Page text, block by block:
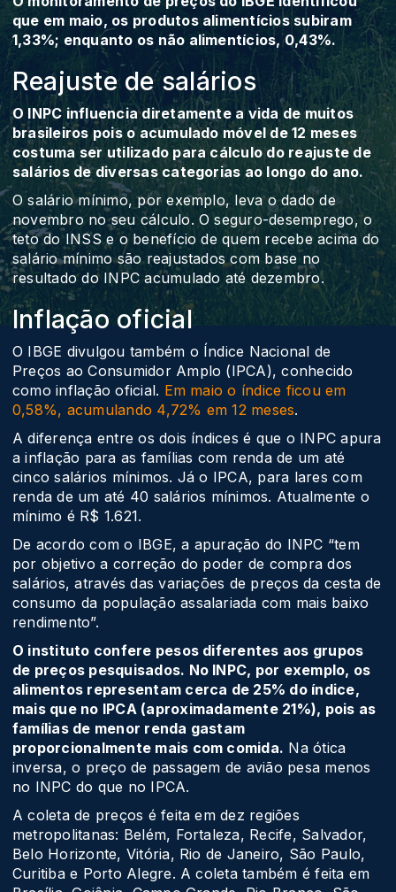
que em maio, os produtos alimentícios subiram
1,33%; enquanto os não alimentícios, 0,43%.
Reajuste de salários
O INPC influencia diretamente a vida de muitos
brasileiros pois o acumulado móvel de 12 meses
costuma ser utilizado para cálculo do reajuste de
salários de diversas categorias ao longo do ano.
O salário mínimo, por exemplo, leva o dado de
novembro no seu cálculo. O seguro-desemprego, o
teto do INSS e o benefício de quem recebe acima do
salário mínimo são reajustados com base no
resultado do INPC acumulado até dezembro.
Inflação oficial
O IBGE divulgou também o Índice Nacional de
Preços ao Consumidor Amplo (IPCA), conhecido
como inflação oficial. Em maio o índice ficou em
0,58%, acumulando 4,72% em 12 meses.
A diferença entre os dois índices é que o INPC apura
a inflação para as famílias com renda de um até
cinco salários mínimos. Já o IPCA, para lares com
renda de um até 40 salários mínimos. Atualmente o
mínimo é R$ 1.621.
De acordo com o IBGE, a apuração do INPC “tem
por objetivo a correção do poder de compra dos
salários, através das variações de preços da cesta de
consumo da população assalariada com mais baixo
rendimento”.
O instituto confere pesos diferentes aos grupos
de preços pesquisados. No INPC, por exemplo, os
alimentos representam cerca de 25% do índice,
mais que no IPCA (aproximadamente 21%), pois as
famílias de menor renda gastam
proporcionalmente mais com comida. Na ótica
inversa, o preço de passagem de avião pesa menos
no INPC do que no IPCA.
A coleta de preços é feita em dez regiões
metropolitanas: Belém, Fortaleza, Recife, Salvador,
Belo Horizonte, Vitória, Rio de Janeiro, São Paulo,
Curitiba e Porto Alegre. A coleta também é feita em